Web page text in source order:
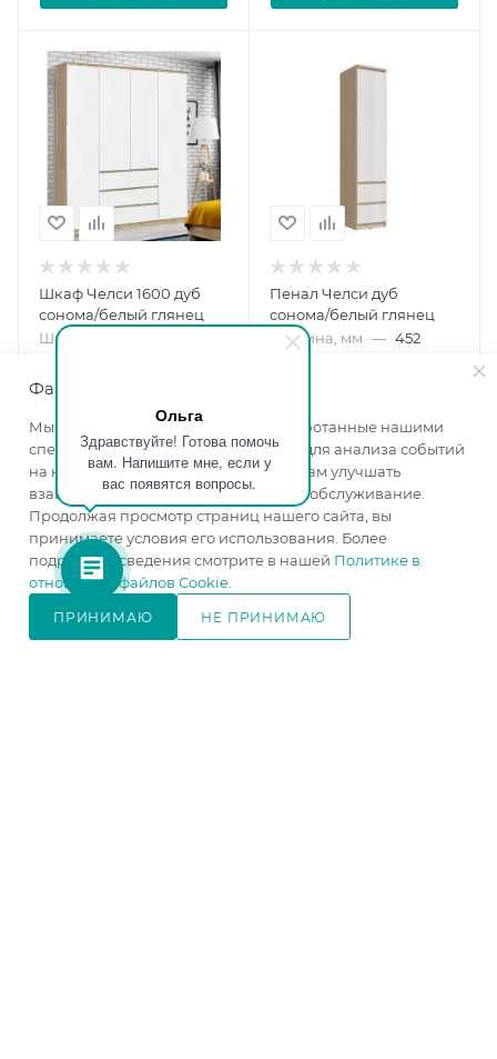
Ольга
Здравствуйте! Готова помочь
вам. Напишите мне, если у
вас появятся вопросы.
В КОРЗИНУ
Шкаф Челси 1600 дуб
сонома/белый глянец
Ширина, мм
Глубина, мм
— дуб
сонома
Цвет фасада — белый
в наличии
21 600₽ /шт
В КОРЗИНУ
Пенал Челси дуб
сонома/белый глянец
Ширина, мм — 452
сонома
Цвет фасада —
белый
глянец
в наличии
₽ /шт
В КОРЗИНУ
Файлы cookie
Мы используем файлы cookie, разработанные нашими
специалистами и третьими лицами, для анализа событий
на нашем веб-сайте, что позволяет нам улучшать
взаимодействие с пользователями и обслуживание.
Продолжая просмотр страниц нашего сайта, вы
принимаете условия его использования. Более
подробные сведения смотрите в нашей Политике в
отношении файлов Cookie
ПРИНИМАЮ НЕ ПРИНИМАЮ